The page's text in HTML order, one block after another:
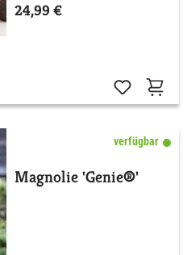
24,99 €
verfügbar
Magnolie 'Genie®'